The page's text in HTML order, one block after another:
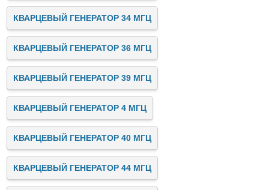
КВАРЦЕВЫЙ ГЕНЕРАТОР 34 МГЦ
КВАРЦЕВЫЙ ГЕНЕРАТОР 36 МГЦ
КВАРЦЕВЫЙ ГЕНЕРАТОР 39 МГЦ
КВАРЦЕВЫЙ ГЕНЕРАТОР 4 МГЦ
КВАРЦЕВЫЙ ГЕНЕРАТОР 40 МГЦ
КВАРЦЕВЫЙ ГЕНЕРАТОР 44 МГЦ